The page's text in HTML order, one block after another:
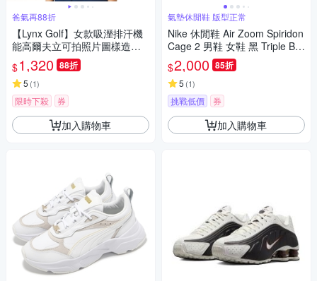
爸氣再88折
【Lynx Golf】女款吸溼排汗機
能高爾夫立可拍照片圖樣造型L
ynx繡花短袖POLO衫/高爾夫球
衫-白色
$1,320 88折
5 (1)
限時下殺 券
加入購物車
氣墊休閒鞋 版型正常
Nike 休閒鞋 Air Zoom Spiridon
Cage 2 男鞋 女鞋 黑 Triple Bla
ck HM8497-010
$2,000 85折
5 (1)
挑戰低價 券
加入購物車